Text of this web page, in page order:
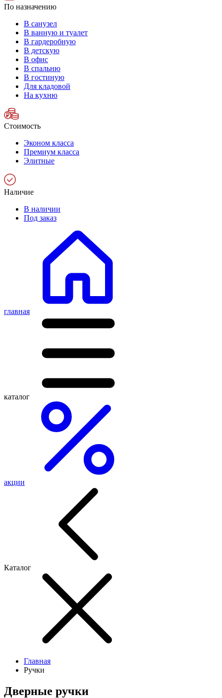
По назначению
В санузел
В ванную и туалет
В гардеробную
В детскую
В офис
В спальню
В гостиную
Для кладовой
На кухню
Стоимость
Эконом класса
Премиум класса
Элитные
Наличие
В наличии
Под заказ
главная
каталог
акции
Каталог
Главная
Ручки
Дверные ручки